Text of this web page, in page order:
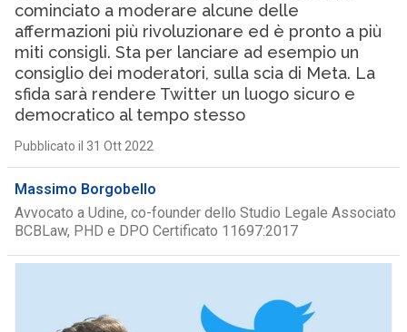
cominciato a moderare alcune delle
affermazioni più rivoluzionare ed è pronto a più
miti consigli. Sta per lanciare ad esempio un
consiglio dei moderatori, sulla scia di Meta. La
sfida sarà rendere Twitter un luogo sicuro e
democratico al tempo stesso
Pubblicato il 31 Ott 2022
Massimo Borgobello
Avvocato a Udine, co-founder dello Studio Legale Associato
BCBLaw, PHD e DPO Certificato 11697:2017